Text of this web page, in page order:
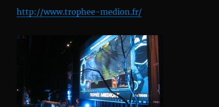
http://www.trophee-medion.fr/